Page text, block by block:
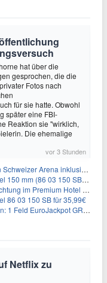
hat über die
gesprochen, die die
Fotos nach
für sie hatte. Obwohl
später eine FBI-
Reaktion sie "wirklich,
Die ehemalige
vor 3 Stunden
Premium Hotel und Frühstück ab 59€ p.P.
(86 03 150 SB) für 35,99€
Premium Hotel ab 69€ p.P.
86 03 150 SB für 35,99€
EuroJackpot GRATIS spielen
Netflix zu